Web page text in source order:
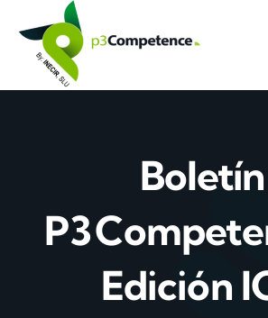
content
Boletín
P3
Edición